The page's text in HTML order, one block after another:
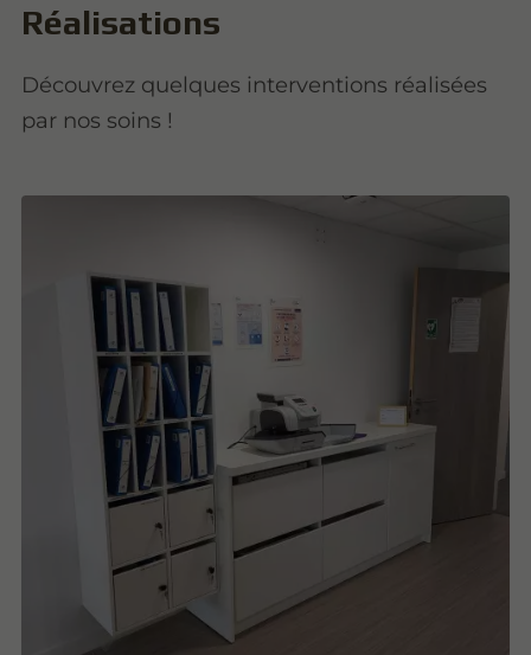
Réalisations
Découvrez quelques interventions réalisées
par nos soins !